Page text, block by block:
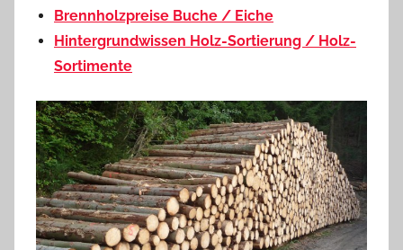
Brennholzpreise Buche / Eiche
Hintergrundwissen Holz-Sortierung / Holz-
Sortimente